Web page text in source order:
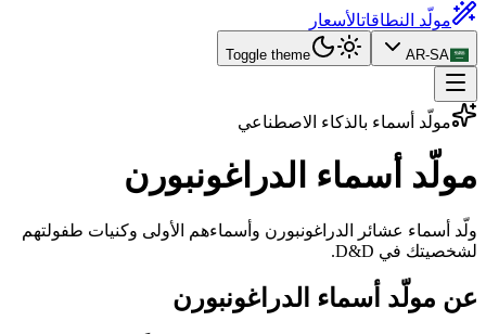
مولّد النطاقاتالأسعار
AR-SA
Toggle theme
مولّد أسماء بالذكاء الاصطناعي
مولّد أسماء الدراغونبورن
ولّد أسماء عشائر الدراغونبورن وأسماءهم الأولى وكنيات طفولتهم
لشخصيتك في D&D.
عن مولّد أسماء الدراغونبورن